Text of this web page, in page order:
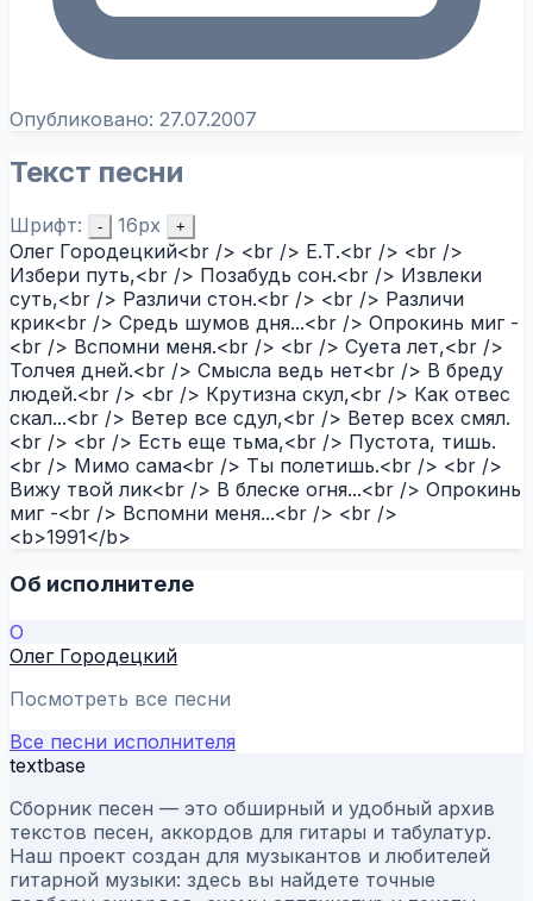
Опубликовано: 27.07.2007
Текст песни
Шрифт: - 16px +
Олег Городецкий<br /> <br /> Е.Т.<br /> <br />
Избери путь,<br /> Позабудь сон.<br /> Извлеки
суть,<br /> Различи стон.<br /> <br /> Различи
крик<br /> Средь шумов дня...<br /> Опрокинь миг -
<br /> Вспомни меня.<br /> <br /> Суета лет,<br />
Толчея дней.<br /> Смысла ведь нет<br /> В бреду
людей.<br /> <br /> Крутизна скул,<br /> Как отвес
скал...<br /> Ветер все сдул,<br /> Ветер всех смял.
<br /> <br /> Есть еще тьма,<br /> Пустота, тишь.
<br /> Мимо сама<br /> Ты полетишь.<br /> <br />
Вижу твой лик<br /> В блеске огня...<br /> Опрокинь
миг -<br /> Вспомни меня...<br /> <br />
<b>1991</b>
Об исполнителе
О
Олег Городецкий
Посмотреть все песни
Все песни исполнителя
textbase
Сборник песен — это обширный и удобный архив
текстов песен, аккордов для гитары и табулатур.
Наш проект создан для музыкантов и любителей
гитарной музыки: здесь вы найдете точные